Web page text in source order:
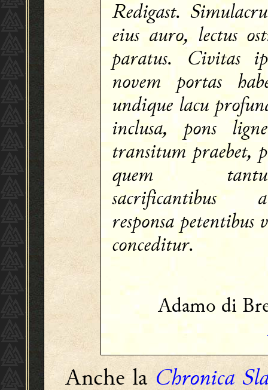
Redigast.
eius auro, lectus
paratus. Civitas
novem portas
undique lacu
inclusa, pons
transitum praebet,
quem
sacrificantibus
responsa petentibus
conceditur.
Adamo di
Anche la Chronica